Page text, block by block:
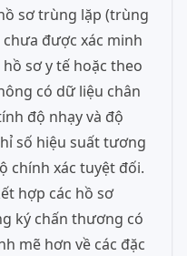
sơ trùng lặp (trùng
được xác minh
sơ y tế hoặc theo
có dữ liệu chân
độ nhạy và độ
số hiệu suất tương
chính xác tuyệt đối.
hợp các hồ sơ
ký chấn thương có
mẽ hơn về các đặc